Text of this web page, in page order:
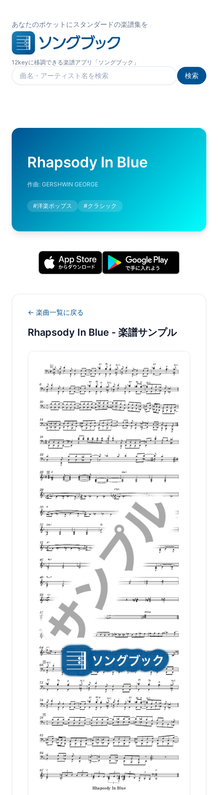
あなたのポケットにスタンダードの楽譜集を
12keyに移調できる楽譜アプリ「ソングブック」
楽曲を検索
検索
Rhapsody In Blue
作曲: GERSHWIN GEORGE
#洋楽ポップス #クラシック
← 楽曲一覧に戻る
Rhapsody In Blue - 楽譜サンプル